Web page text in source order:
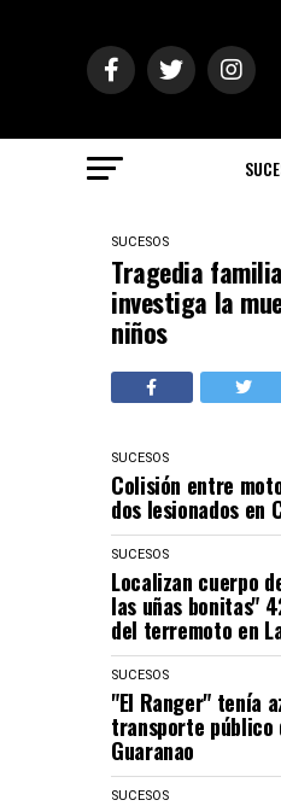
SUCESOS
Tragedia
investiga la
niños
SUCESOS
Colisión entre
dos lesionados en
SUCESOS
Localizan cuerpo
las uñas bonitas"
del terremoto en
SUCESOS
"El Ranger" tenía
transporte público
Guaranao
SUCESOS